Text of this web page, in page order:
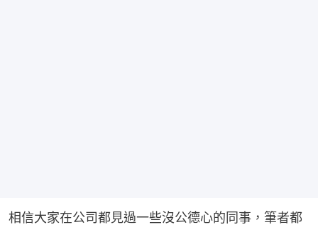
相信大家在公司都見過一些沒公德心的同事，筆者都